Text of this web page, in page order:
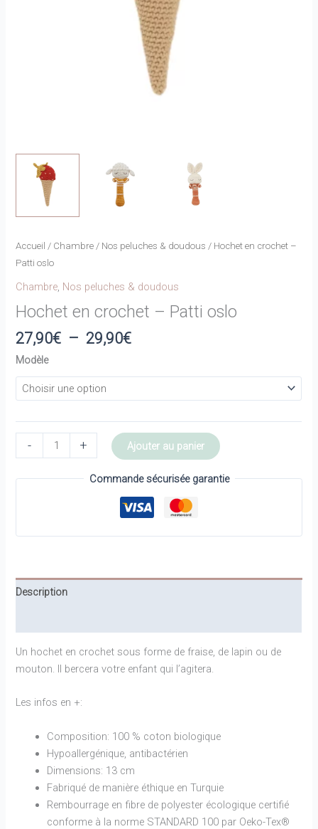
Accueil / Chambre / Nos peluches & doudous / Hochet en crochet –
Patti oslo
Chambre, Nos peluches & doudous
Hochet en crochet – Patti oslo
27,90€ – 29,90€Plage
prix :
à
29,90€
Modèle
-
de
+ Ajouter au panier
Commande sécurisée garantie
Description
Un hochet en crochet sous forme de fraise, de lapin ou de
mouton. Il bercera votre enfant qui l’agitera.
Les infos en +:
Composition: 100 % coton biologique
Hypoallergénique, antibactérien
Dimensions: 13 cm
Fabriqué de manière éthique en Turquie
Rembourrage en fibre de polyester écologique certifié
conforme à la norme STANDARD 100 par Oeko-Tex®